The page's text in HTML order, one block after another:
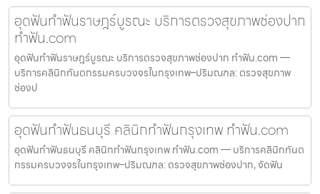
อุดฟันทำฟันราษฎร์บูรณะ บริการตรวจสุขภาพช่องปาก
ทำฟัน.com
อุดฟันทำฟันราษฎร์บูรณะ บริการตรวจสุขภาพช่องปาก ทำฟัน.com —
บริการคลินิกทันตกรรมครบวงจรในกรุงเทพ–ปริมณฑล: ตรวจสุขภาพ
ช่องป
อุดฟันทำฟันธนบุรี คลินิกทำฟันกรุงเทพ ทำฟัน.com
อุดฟันทำฟันธนบุรี คลินิกทำฟันกรุงเทพ ทำฟัน.com — บริการคลินิกทันต
กรรมครบวงจรในกรุงเทพ–ปริมณฑล: ตรวจสุขภาพช่องปาก, จัดฟัน